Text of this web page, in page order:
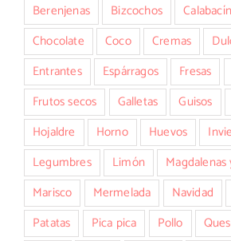
Berenjenas
Bizcochos Calabacín
Chocolate
Coco Cremas
Entrantes
Espárragos Fresas
Frutos secos
Galletas Guisos
Hojaldre
Horno Huevos
Legumbres
Limón
Marisco
Mermelada Navidad
Patatas
Pica pica Pollo